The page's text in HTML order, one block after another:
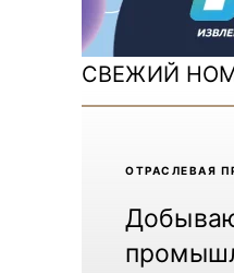
Mining World Russia 2024
СВЕЖИЙ
ОТРАCЛЕВАЯ